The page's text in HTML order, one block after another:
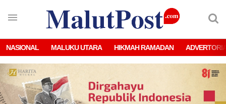
NASIONAL MALUKU UTARA HIKMAH RAMADAN